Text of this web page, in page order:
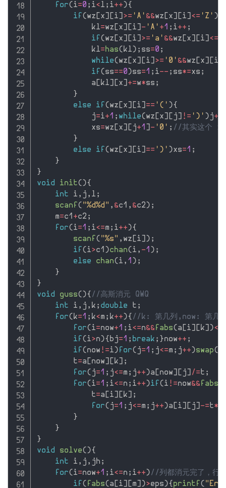
for(i=0 ; i<l ; i++){
if (wz [x] [i] >= 'A' &&wz [x] [i] <= 'Z' )
            kl
=wz [x] [i] - 'A' +1 ; i++ ;
if (wz [x] [i] >= 'a' &&wz [x] [i] <=
            kl
=has(kl) ; ss=0 ;
while(wz [x] [i] >= '0' &&wz [x] [i
if (ss==0)ss=1 ; i-- ; ss*=xs ;
            a
[kl] [x] +=w*ss ;
}
else
if (wz [x] [i] == '(' ){
            j
=i+1 ; while(wz [x] [ j] != ')' ) j++
            xs
=wz [x] [ j+1 ] - '0' ; //其实这个 xs
}
else
if (wz [x] [i] == ')' )xs=1 ;
}
}
void
init(){
int i , j , l ;
scanf ( "%d%d" , &c1 , &c2) ;
    m
=c1 +c2 ;
for(i=1 ; i<=m ; i++){
scanf ( "%s" , wz [i] ) ;
if (i>c1 )chan(i , -1 ) ;
else
chan(i , 1 ) ;
}
}
void
guss(){ //高斯消元 QWQ
int i , j , k ; double t ;
for(k=1 ; k<m ; k++){ //k: 第几列,now: 第几
for(i=now+1 ; i<=n&& fabs(a [i] [k] )<
if (i>n){bj=1 ; break ; }now++ ;
if (now !=i) for( j=1 ; j<=m ; j++)swap(
        t
=a [now] [k] ;
for( j=1 ; j<=m ; j++)a [now] [ j] / =t ;
for(i=1 ; i<=n ; i++)if (i !=now&& fabs
            t
=a [i] [k] ;
for( j=1 ; j<=m ; j++)a [i] [ j] -=t*
}
}
}
void
solve(){
int i , j , jh ;
for(i=now+1 ; i<=n ; i++) //列都消元完了，行
if ( fabs(a [i] [m] )>eps){printf (